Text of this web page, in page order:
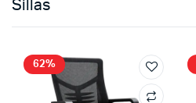
Sillas
62%